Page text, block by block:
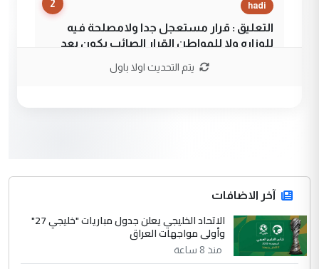
2 hadi
التعليق : قرار مستعجل جدا ولامصلحة فيه
للوزاره ولا للمواطن القرار الصائب يكون بعد
جنسية الرافد الثالث للعراق ومن اصول عريقة
ابا فرات ...
الموضوع :
الجواهري يرد على صدام حسين سل
مضجعيك يابن الزنا (نص كامل)
يتم التحديث اولا باول
آخر الاضافات
الاتحاد الخليجي يعلن جدول مباريات "خليجي 27"
وأولى مواجهات العراق
منذ 8 ساعة